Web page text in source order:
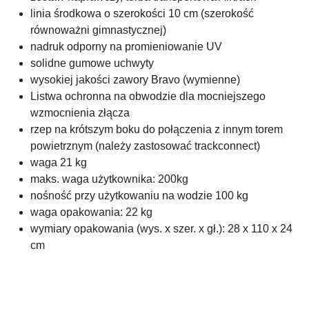
linia środkowa o szerokości 10 cm (szerokość
równoważni gimnastycznej)
nadruk odporny na promieniowanie UV
solidne gumowe uchwyty
wysokiej jakości zawory Bravo (wymienne)
Listwa ochronna na obwodzie dla mocniejszego
wzmocnienia złącza
rzep na krótszym boku do połączenia z innym torem
powietrznym (należy zastosować trackconnect)
waga 21 kg
maks. waga użytkownika: 200kg
nośność przy użytkowaniu na wodzie 100 kg
waga opakowania: 22 kg
wymiary opakowania (wys. x szer. x gł.): 28 x 110 x 24
cm